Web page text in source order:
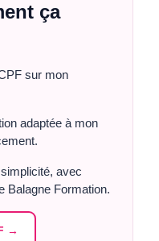
ça
sur mon
adaptée à mon
avec
Balagne Formation.
→